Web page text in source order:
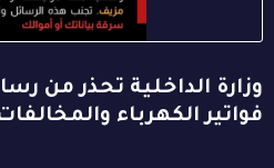
وزارة الداخلية تحذر من
فواتير الكهرباء